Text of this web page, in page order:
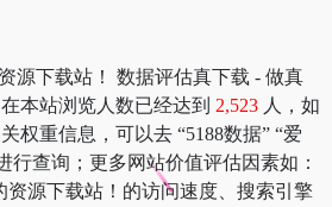
源下载站！ 数据评估真下载 - 做真
本站浏览人数已经达到 2,523 人，如
权重信息，可以去 “5188数据” “爱
行查询；更多网站价值评估因素如：
资源下载站！的访问速度、搜索引擎